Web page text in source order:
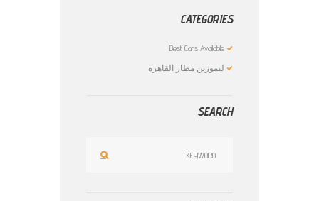
CATEGORIES
Best Cars Available
ليموزين مطار القاهرة
SEARCH